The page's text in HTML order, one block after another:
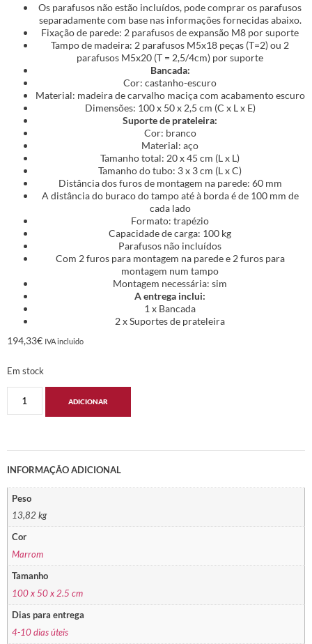
Os parafusos não estão incluídos, pode comprar os parafusos
separadamente com base nas informações fornecidas abaixo.
Fixação de parede: 2 parafusos de expansão M8 por suporte
Tampo de madeira: 2 parafusos M5x18 peças (T=2) ou 2
parafusos M5x20 (T = 2,5/4cm) por suporte
Bancada:
Cor: castanho-escuro
Material: madeira de carvalho maciça com acabamento escuro
Dimensões: 100 x 50 x 2,5 cm (C x L x E)
Suporte de prateleira:
Cor: branco
Material: aço
Tamanho total: 20 x 45 cm (L x L)
Tamanho do tubo: 3 x 3 cm (L x C)
Distância dos furos de montagem na parede: 60 mm
A distância do buraco do tampo até à borda é de 100 mm de
cada lado
Formato: trapézio
Capacidade de carga: 100 kg
Parafusos não incluídos
Com 2 furos para montagem na parede e 2 furos para
montagem num tampo
Montagem necessária: sim
A entrega inclui:
1 x Bancada
2 x Suportes de prateleira
194,33€ IVA incluido
Em stock
ADICIONAR
INFORMAÇÃO ADICIONAL
Peso
13,82 kg
Cor
Marrom
Tamanho
100 x 50 x 2.5 cm
Dias para entrega
4-10 dias úteis